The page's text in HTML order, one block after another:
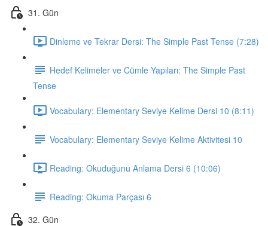
31. Gün
Dinleme ve Tekrar Dersi: The Simple Past Tense (7:28)
Hedef Kelimeler ve Cümle Yapıları: The Simple Past
Tense
Vocabulary: Elementary Seviye Kelime Dersi 10 (8:11)
Vocabulary: Elementary Seviye Kelime Aktivitesi 10
Reading: Okuduğunu Anlama Dersi 6 (10:06)
Reading: Okuma Parçası 6
32. Gün